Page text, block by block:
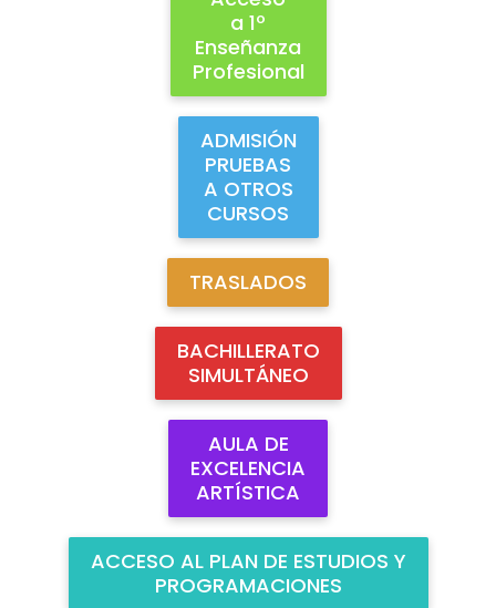
a 1º
Enseñanza
Profesional
ADMISIÓN
PRUEBAS
A OTROS
CURSOS
TRASLADOS
BACHILLERATO
SIMULTÁNEO
AULA DE
EXCELENCIA
ARTÍSTICA
ACCESO AL PLAN DE ESTUDIOS Y
PROGRAMACIONES